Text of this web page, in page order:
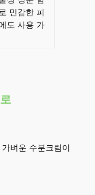
민감한 피
도 사용 가
벼운 수분크림이